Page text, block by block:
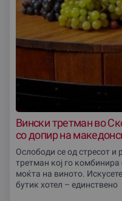
Вински третман во
со допир на
Ослободи се од стресот и
третман кој го
моќта на виното.
бутик хотел – единствено